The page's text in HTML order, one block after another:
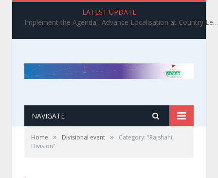
LATEST UPDATE
Implement the Agenda : Advance Localisation at Country Level_ BDCSO COAST 2025 Survey Report Findings on the Grand Bargain 3.0 Implementation
NAVIGATE
Home » Divisional event »
Category: "Rajshahi
Division"